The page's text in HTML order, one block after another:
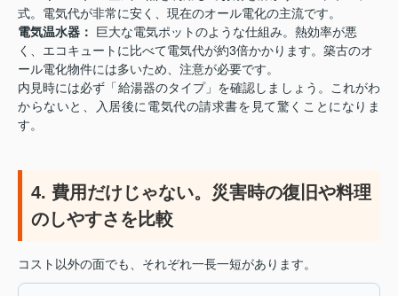
式。電気代が非常に安く、現在のオール電化の主流です。
電気温水器：
巨大な電気ポットのような仕組み。熱効率が悪
く、エコキュートに比べて電気代が約3倍かかります。築古のオ
ール電化物件には多いため、注意が必要です。
内見時には必ず「給湯器のタイプ」を確認しましょう。これがわ
からないと、入居後に電気代の請求書を見て驚くことになりま
す。
4. 費用だけじゃない。災害時の復旧や料理
のしやすさを比較
コスト以外の面でも、それぞれ一長一短があります。